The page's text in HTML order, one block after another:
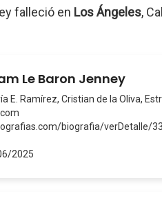
falleció en Los Ángeles,
Le Baron Jenney
E. Ramírez, Cristian de la Oliva,
biografia/verDetalle/
2025